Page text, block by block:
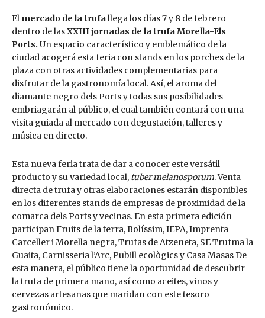
El mercado de la trufallega los días 7 y 8 de febrero
dentro de lasXXIII jornadas de la trufa Morella-Els
Ports. Un espacio característico y emblemático de la
ciudad acogerá esta feria con stands en los porches de la
plaza con otras actividades complementarias para
disfrutar de la gastronomía local. Así, el aroma del
diamante negro dels Ports y todas sus posibilidades
embriagarán al público, el cual también contará con una
visita guiada al mercado con degustación, talleres y
música en directo.
Esta nueva feria trata de dar a conocer este versátil
producto y su variedad local, tuber melanosporum. Venta
directa de trufa y otras elaboraciones estarán disponibles
en los diferentes stands de empresas de proximidad de la
comarca dels Ports y vecinas. En esta primera edición
participan Fruits de la terra, Bolíssim, IEPA, Imprenta
Carceller i Morella negra, Trufas de Atzeneta, SE Trufma la
Guaita, Carnisseria l’Arc, Pubill ecològics y Casa Masas De
esta manera, el público tiene la oportunidad de descubrir
la trufa de primera mano, así como aceites, vinos y
cervezas artesanas que maridan con este tesoro
gastronómico.